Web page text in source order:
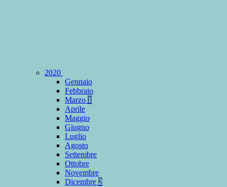
2020
Gennaio
Febbraio
Marzo 1
Aprile
Maggio
Giugno
Luglio
Agosto
Settembre
Ottobre
Novembre
Dicembre 2